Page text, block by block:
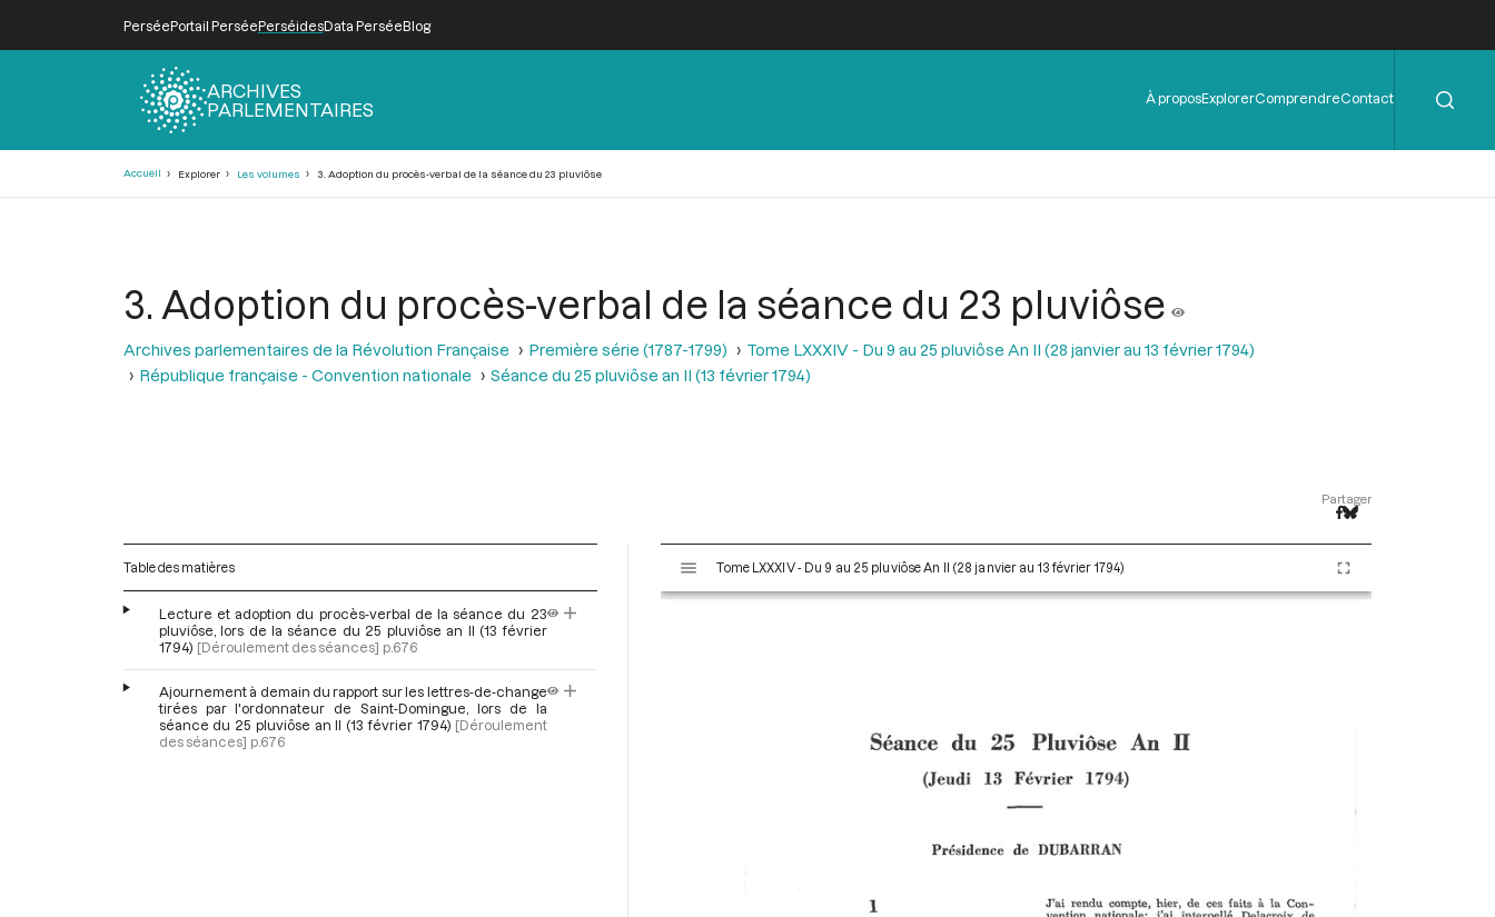
PerséePortail PerséePerséidesData PerséeBlog
ARCHIVES
PARLEMENTAIRES
Menu
de
À proposExplorerComprendreContact
Accueil Explorer Les volumes 3. Adoption du procès-verbal de la séance du 23 pluviôse
3. Adoption du procès-verbal de la séance du 23 pluviôse
Archives parlementaires de la Révolution Française Première série (1787-1799)
Tome LXXXIV - Du 9 au 25 pluviôse An II (28 janvier au 13 février 1794)
République française - Convention nationale
Séance du 25 pluviôse an II (13 février 1794)
Partager
Table des matières
Lecture et adoption du procès-verbal de la séance du 23
pluviôse, lors de la séance du 25 pluviôse an II (13 février
1794) [Déroulement des séances] p.676
Ajournement à demain du rapport sur les lettres-de-change
tirées par l'ordonnateur de Saint-Domingue, lors de la
séance du 25 pluviôse an II (13 février 1794) [Déroulement
des séances] p.676
s
Tome LXXXIV - Du 9 au 25 pluviôse An II (28 janvier au 13 février 1794)